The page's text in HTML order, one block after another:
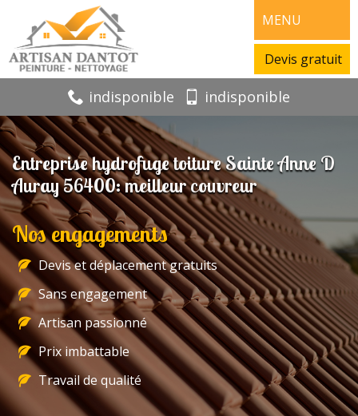
MENU
Devis gratuit
indisponible indisponible
Entreprise hydrofuge toiture Sainte Anne D
Auray 56400: meilleur couvreur
Nos engagements
Devis et déplacement gratuits
Sans engagement
Artisan passionné
Prix imbattable
Travail de qualité